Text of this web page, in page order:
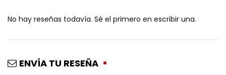
No hay reseñas todavía. Sé el primero en escribir una.
ENVÍA TU RESEÑA